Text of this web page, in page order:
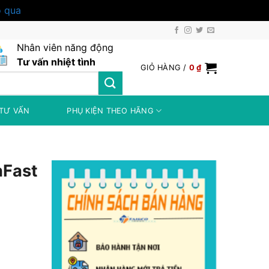
qua
Nhân viên năng động
Tư vấn nhiệt tình
GIỎ HÀNG / 0₫
VẤN PHỤ KIỆN THEO HÃNG